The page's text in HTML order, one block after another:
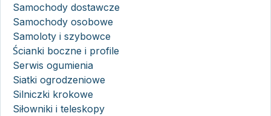
Samochody dostawcze
Samochody osobowe
Samoloty i szybowce
Ścianki boczne i profile
Serwis ogumienia
Siatki ogrodzeniowe
Silniczki krokowe
Siłowniki i teleskopy